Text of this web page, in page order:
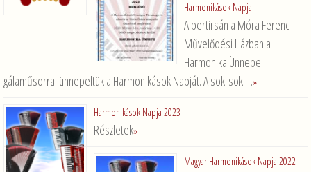
Harmonikások Napja
Albertirsán a Móra Ferenc
Művelődési Házban a
Harmonika Ünnepe
gálaműsorral ünnepeltük a Harmonikások Napját. A sok-sok …»
Harmonikások Napja 2023
Részletek»
Magyar Harmonikások Napja 2022